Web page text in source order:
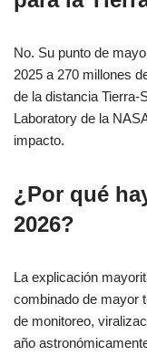
No. Su punto de
2025 a 270 millones
de la distancia Tierra-
Laboratory de la
impacto.
¿Por qué
2026?
La explicación
combinado de mayor
de monitoreo,
año